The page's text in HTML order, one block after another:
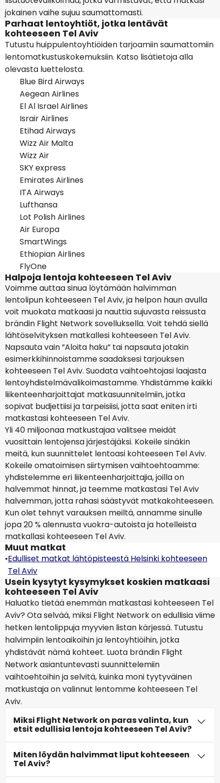
jokainen vaihe sujuu saumattomasti.
Parhaat lentoyhtiöt, jotka lentävät
kohteeseen Tel Aviv
Tutustu huippulentoyhtiöiden tarjoamiin saumattomiin
lentomatkustuskokemuksiin. Katso lisätietoja alla
olevasta luettelosta.
Blue Bird Airways
Aegean Airlines
El Al Israel Airlines
Israir Airlines
Etihad Airways
Wizz Air Malta
Wizz Air
SKY express
Emirates Airlines
ITA Airways
Lufthansa
Lot Polish Airlines
Air Europa
SmartWings
Ethiopian Airlines
FlyOne
Halpoja lentoja kohteeseen Tel Aviv
Voimme auttaa sinua löytämään halvimman
lentolipun kohteeseen Tel Aviv, ja helpon haun avulla
voit muokata matkaasi ja nauttia sujuvasta reissusta
brändin Flight Network sovelluksella. Voit tehdä siellä
lähtöselvityksen matkallesi kohteeseen Tel Aviv.
Napsauta vain ”Aloita haku” tai napsauta jotakin
esimerkkihinnoistamme saadaksesi tarjouksen
kohteeseen Tel Aviv. Suodata vaihtoehtojasi laajasta
lentoyhdistelmävalikoimastamme. Yhdistämme kaikki
liikenteenharjoittajat matkasuunnitelmiin, jotka
sopivat budjettiisi ja tarpeisiisi, jotta saat eniten irti
matkastasi kohteeseen Tel Aviv.
Yli 40 miljoonaa matkustajaa valitsee meidät
vuosittain lentojensa järjestäjäksi. Kokeile sinäkin
meitä, kun suunnittelet lentoasi kohteeseen Tel Aviv.
Kokeile omatoimisen siirtymisen vaihtoehtoamme:
yhdistelemme eri liikenteenharjoittajia, joilla on
halvemmat hinnat, ja teemme matkastasi Tel Aviv
halvemman, jotta rahasi säästyvät matkakohteeseen.
Kun olet tehnyt varauksen meiltä, annamme sinulle
jopa 20 % alennusta vuokra-autoista ja hotelleista
matkallasi kohteeseen Tel Aviv.
Muut matkat
•Edulliset matkat lähtöpisteestä Helsinki kohteeseen
Tel Aviv
Usein kysytyt kysymykset koskien matkaasi
kohteeseen Tel Aviv
Haluatko tietää enemmän matkastasi kohteeseen Tel
Aviv? Ota selvää, miksi Flight Network on edullisia viime
hetken lentolippuja myyvien listan kärjessä. Tutustu
halvimpiin lentoaikoihin ja lentoyhtiöihin, jotka
yhdistävät nämä kohteet. Luota brändin Flight
Network asiantuntevasti suunnittelemiin
vaihtoehtoihin ja selvitä, kuinka moni tyytyväinen
matkustaja on valinnut lentomme kohteeseen Tel
Aviv.
Miksi Flight Network on paras valinta, kun
etsit edullisia lentoja kohteeseen Tel Aviv?
Miten löydän halvimmat liput kohteeseen
Tel Aviv?